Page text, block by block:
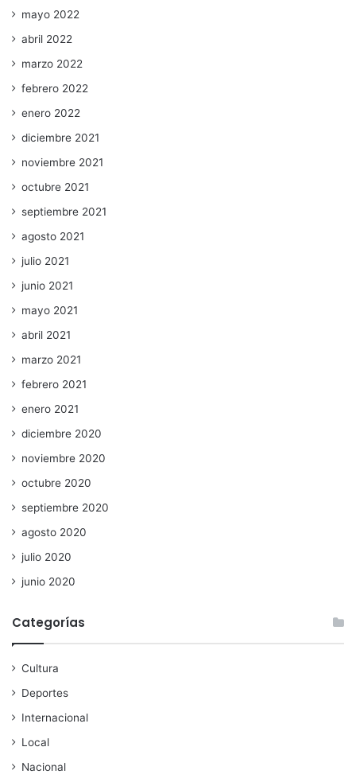
mayo 2022
abril 2022
marzo 2022
febrero 2022
enero 2022
diciembre 2021
noviembre 2021
octubre 2021
septiembre 2021
agosto 2021
julio 2021
junio 2021
mayo 2021
abril 2021
marzo 2021
febrero 2021
enero 2021
diciembre 2020
noviembre 2020
octubre 2020
septiembre 2020
agosto 2020
julio 2020
junio 2020
Categorías
Cultura
Deportes
Internacional
Local
Nacional